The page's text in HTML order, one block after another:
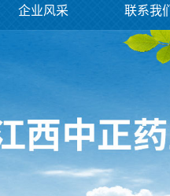
企业风采 联系我们